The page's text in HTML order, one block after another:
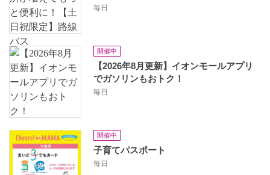
毎日
開催中
【2026年8月更新】イオンモールアプリ
でガソリンもおトク！
毎日
開催中
子育てパスポート
毎日